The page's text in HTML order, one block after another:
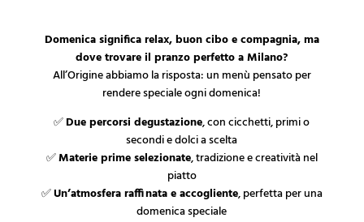
Domenica significa relax, buon cibo e compagnia, ma
dove trovare il pranzo perfetto a Milano?
All’Origine abbiamo la risposta: un menù pensato per
rendere speciale ogni domenica!
✅Due percorsi degustazione, con cicchetti, primi o
secondi e dolci a scelta
✅Materie prime selezionate, tradizione e creatività nel
piatto
✅Un’atmosfera raffinata e accogliente, perfetta per una
domenica speciale